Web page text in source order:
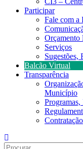
Participar
Fale com a
Orçamento
Serviços
Sugestões,
Balcão Virtual
Transparência
Município
Programas,